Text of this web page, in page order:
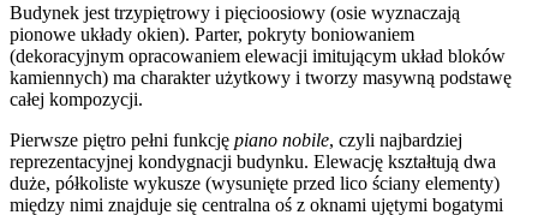
Budynek jest trzypiętrowy i pięcioosiowy (osie wyznaczają
pionowe układy okien). Parter, pokryty boniowaniem
(dekoracyjnym opracowaniem elewacji imitującym układ bloków
kamiennych) ma charakter użytkowy i tworzy masywną podstawę
całej kompozycji.
Pierwsze piętro pełni funkcję piano nobile, czyli najbardziej
reprezentacyjnej kondygnacji budynku. Elewację kształtują dwa
duże, półkoliste wykusze (wysunięte przed lico ściany elementy)
między nimi znajduje się centralna oś z oknami ujętymi bogatymi